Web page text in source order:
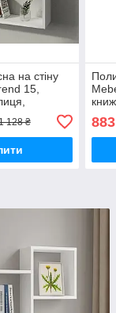
на стіну
15,
128 ₴